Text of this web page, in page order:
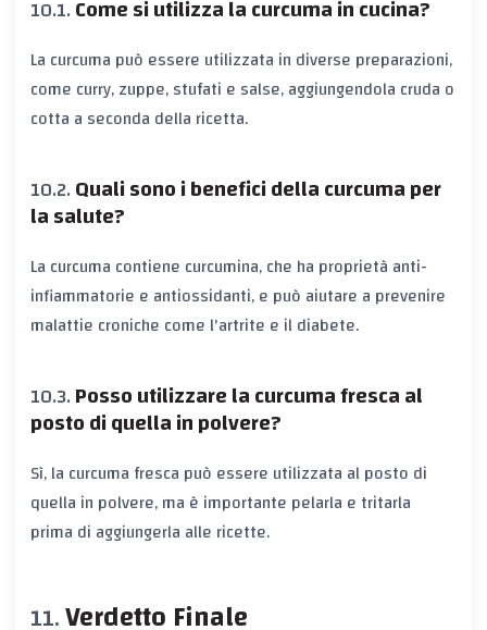
Come si utilizza la curcuma in cucina?
La curcuma può essere utilizzata in diverse preparazioni,
come curry, zuppe, stufati e salse, aggiungendola cruda o
cotta a seconda della ricetta.
Quali sono i benefici della curcuma per
la salute?
La curcuma contiene curcumina, che ha proprietà anti-
infiammatorie e antiossidanti, e può aiutare a prevenire
malattie croniche come l'artrite e il diabete.
Posso utilizzare la curcuma fresca al
posto di quella in polvere?
Sì, la curcuma fresca può essere utilizzata al posto di
quella in polvere, ma è importante pelarla e tritarla
prima di aggiungerla alle ricette.
Verdetto Finale